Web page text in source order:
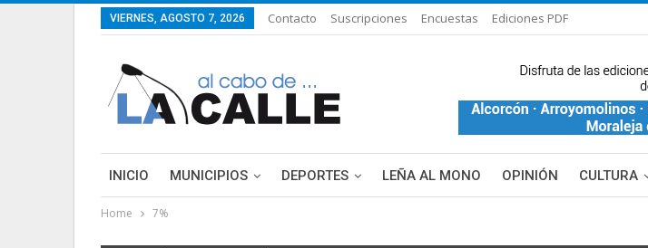
VIERNES, AGOSTO 7, 2026 Contacto Suscripciones Encuestas Ediciones PDF
INICIO MUNICIPIOS DEPORTES LEÑA AL MONO OPINIÓN CULTURA
Home 7%